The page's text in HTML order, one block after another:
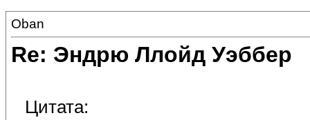
Oban
Re: Эндрю Ллойд Уэббер
Цитата: